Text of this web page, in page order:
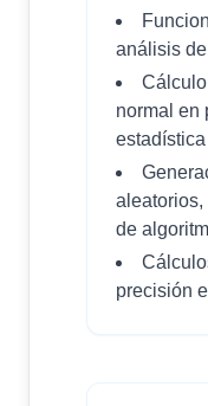
análisis
normal en
estadística
de
precisión